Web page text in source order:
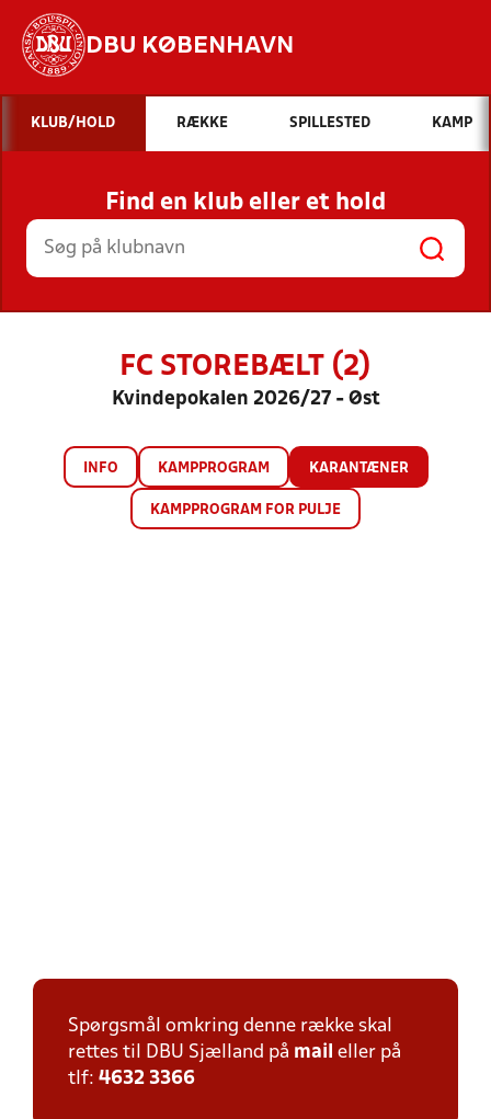
DBU KØBENHAVN
Hvad vil du søge efter?
INDHOLD OG NYHEDER
STILLINGER, RESULTATER, KLUBBER OG
HOLD
KLUB/HOLD RÆKKE SPILLESTED KAMP
Find en klub eller et hold
FC STOREBÆLT (2)
Kvindepokalen 2026/27 - Øst
INFO KAMPPROGRAM KARANTÆNER
KAMPPROGRAM FOR PULJE
Spørgsmål omkring denne række skal
rettes til DBU Sjælland på mail eller på
tlf: 4632 3366